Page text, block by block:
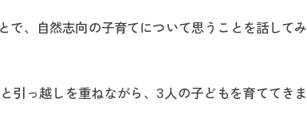
で、自然志向の子育てについて思うことを話してみ
引っ越しを重ねながら、3人の子どもを育ててきま